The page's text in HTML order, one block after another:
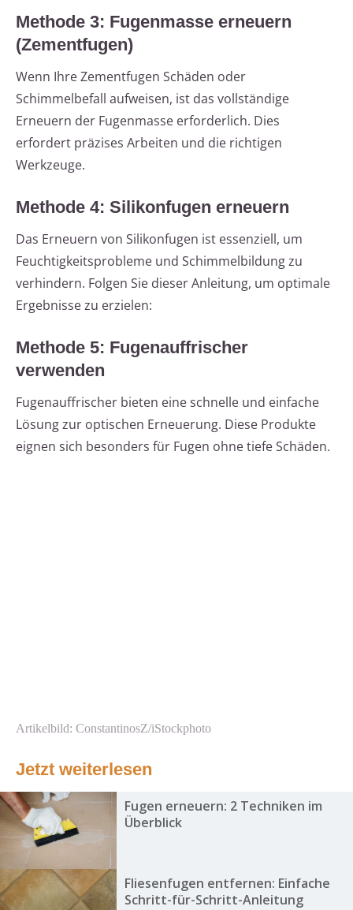
Methode 3: Fugenmasse erneuern
(Zementfugen)
Wenn Ihre Zementfugen Schäden oder
Schimmelbefall aufweisen, ist das vollständige
Erneuern der Fugenmasse erforderlich. Dies
erfordert präzises Arbeiten und die richtigen
Werkzeuge.
Methode 4: Silikonfugen erneuern
Das Erneuern von Silikonfugen ist essenziell, um
Feuchtigkeitsprobleme und Schimmelbildung zu
verhindern. Folgen Sie dieser Anleitung, um optimale
Ergebnisse zu erzielen:
Methode 5: Fugenauffrischer
verwenden
Fugenauffrischer bieten eine schnelle und einfache
Lösung zur optischen Erneuerung. Diese Produkte
eignen sich besonders für Fugen ohne tiefe Schäden.
Artikelbild: ConstantinosZ/iStockphoto
Jetzt weiterlesen
Fugen erneuern: 2 Techniken im
Überblick
Fliesenfugen entfernen: Einfache
Schritt-für-Schritt-Anleitung